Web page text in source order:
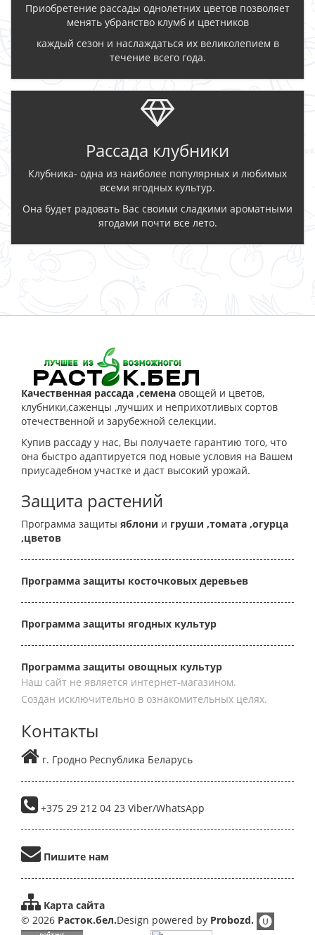
Приобретение рассады однолетних цветов позволяет
менять убранство клумб и цветников
каждый сезон и наслаждаться их великолепием в
течение всего года.
Рассада клубники
Клубника- одна из наиболее популярных и любимых
всеми ягодных культур.
Она будет радовать Вас своими сладкими ароматными
ягодами почти все лето.
Качественная рассада ,семена овощей и цветов,
клубники,саженцы ,лучших и неприхотливых сортов
отечественной и зарубежной селекции.
Купив рассаду у нас, Вы получаете гарантию того, что
она быстро адаптируется под новые условия на Вашем
приусадебном участке и даст высокий урожай.
Защита растений
Программа защиты яблони и груши ,томата ,огурца
,цветов
Программа защиты косточковых деревьев
Программа защиты ягодных культур
Программа защиты овощных культур
Наш сайт не является интернет-магазином.
Создан исключительно в ознакомительных целях.
Контакты
г. Гродно Республика Беларусь
+375 29 212 04 23 Viber/WhatsApp
Пишите нам
Карта сайта
© 2026 Расток.бел.Design powered by Probozd.